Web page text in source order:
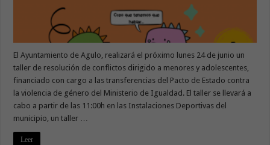
El Ayuntamiento de Agulo, realizará el próximo lunes 24 de junio un
taller de resolución de conflictos dirigido a menores y adolescentes,
financiado con cargo a las transferencias del Pacto de Estado contra
la violencia de género del Ministerio de Igualdad. El taller se llevará a
cabo a partir de las 11:00h en las Instalaciones Deportivas del
municipio, un taller …
Leer